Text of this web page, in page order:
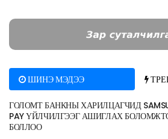
ШИНЭ МЭДЭЭ
ГОЛОМТ БАНКНЫ ХАРИЛЦАГЧИД
PAY ҮЙЛЧИЛГЭЭГ АШИГЛАХ
БОЛЛОО